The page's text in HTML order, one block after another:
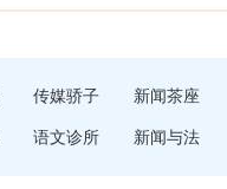
传媒骄子 新闻茶座
语文诊所 新闻与法